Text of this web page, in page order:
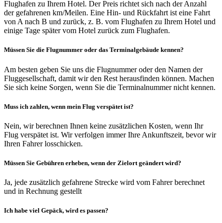
Flughafen zu Ihrem Hotel. Der Preis richtet sich nach der Anzahl
der gefahrenen km/Meilen. Eine Hin- und Rückfahrt ist eine Fahrt
von A nach B und zurück, z. B. vom Flughafen zu Ihrem Hotel und
einige Tage später vom Hotel zurück zum Flughafen.
Müssen Sie die Flugnummer oder das Terminalgebäude kennen?
Am besten geben Sie uns die Flugnummer oder den Namen der
Fluggesellschaft, damit wir den Rest herausfinden können. Machen
Sie sich keine Sorgen, wenn Sie die Terminalnummer nicht kennen.
Muss ich zahlen, wenn mein Flug verspätet ist?
Nein, wir berechnen Ihnen keine zusätzlichen Kosten, wenn Ihr
Flug verspätet ist. Wir verfolgen immer Ihre Ankunftszeit, bevor wir
Ihren Fahrer losschicken.
Müssen Sie Gebühren erheben, wenn der Zielort geändert wird?
Ja, jede zusätzlich gefahrene Strecke wird vom Fahrer berechnet
und in Rechnung gestellt
Ich habe viel Gepäck, wird es passen?